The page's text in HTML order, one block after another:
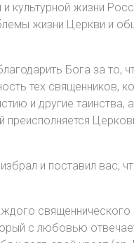
культурной жизни
жизни Церкви и
Бога за то,
тех священников,
и другие таинства,
и поставил вас,
священнического
с любовью